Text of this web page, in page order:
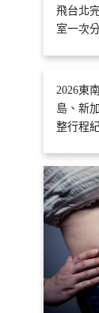
飛台北
室一次
2026東
島、新
整行程